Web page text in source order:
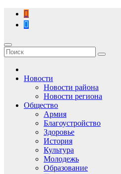
Перейти
содержимому
Новости
Новости района
Новости региона
Общество
Армия
Благоустройство
Здоровье
История
Культура
Молодежь
Образование